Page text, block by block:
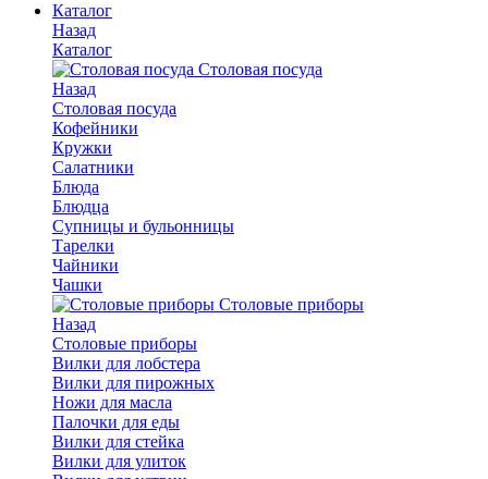
Каталог
Назад
Каталог
Столовая посуда
Назад
Столовая посуда
Кофейники
Кружки
Салатники
Блюда
Блюдца
Супницы и бульонницы
Тарелки
Чайники
Чашки
Cтоловые приборы
Назад
Cтоловые приборы
Вилки для лобстера
Вилки для пирожных
Ножи для масла
Палочки для еды
Вилки для стейка
Вилки для улиток